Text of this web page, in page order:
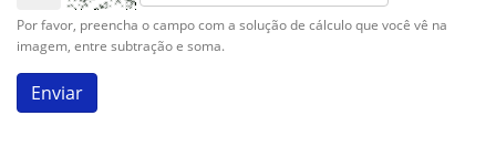
Por favor, preencha o campo com a solução de cálculo que você vê na
imagem, entre subtração e soma.